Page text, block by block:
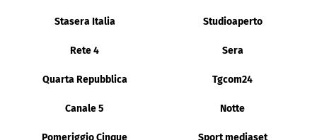
Stasera Italia Studioaperto
Rete 4 Sera
Quarta Repubblica Tgcom24
Canale 5 Notte